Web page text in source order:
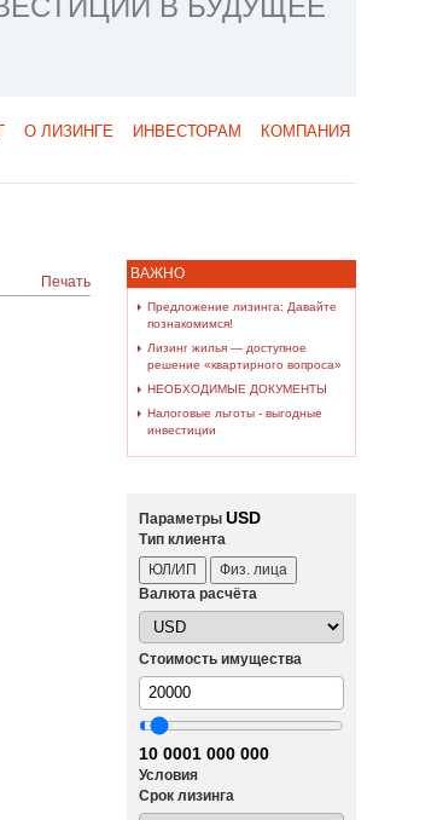
В БУДУЩЕЕ
О ЛИЗИНГЕ ИНВЕСТОРАМ
КОМПАНИЯ
Печать ВАЖНО
Предложение лизинга: Давайте
познакомимся!
Лизинг жилья — доступное
решение «квартирного вопроса»
НЕОБХОДИМЫЕ ДОКУМЕНТЫ
Налоговые льготы - выгодные
инвестиции
Параметры USD
Тип клиента
ЮЛ/ИП
Физ. лица
Валюта расчёта
Стоимость имущества
10 0001 000 000
Условия
Срок лизинга